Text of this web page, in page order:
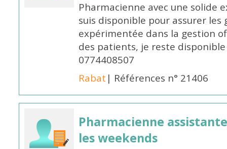
Pharmacienne avec une solide
suis disponible pour assurer les
expérimentée dans la gestion
des patients, je reste
0774408507
Rabat | Références n° 21406
Pharmacienne
les weekends